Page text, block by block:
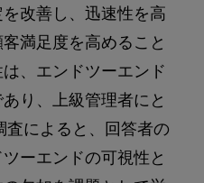
改善し、迅速性を高
満足度を高めること
、エンドツーエンド
り、上級管理者にと
査によると、回答者の
ーエンドの可視性と